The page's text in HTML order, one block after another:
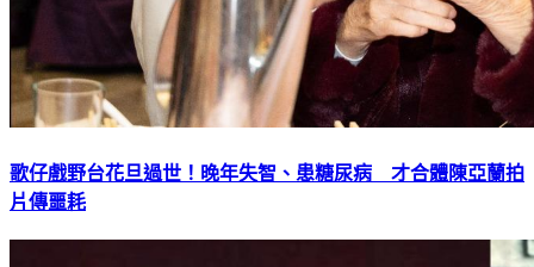
歌仔戲野台花旦過世！晚年失智、患糖尿病 才合體陳亞蘭拍
片傳噩耗